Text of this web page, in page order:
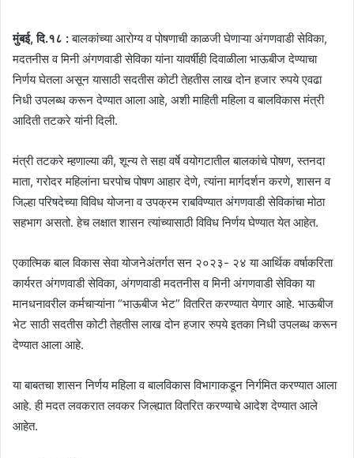
मुंबई, दि.१८ :बालकांच्या आरोग्य व पोषणाची काळजी घेणाऱ्या अंगणवाडी सेविका,
मदतनीस व मिनी अंगणवाडी सेविका यांना यावर्षीही दिवाळीला भाऊबीज देण्याचा
निर्णय घेतला असून यासाठी सदतीस कोटी तेहतीस लाख दोन हजार रुपये एवढा
निधी उपलब्ध करून देण्यात आला आहे, अशी माहिती महिला व बालविकास मंत्री
आदिती तटकरे यांनी दिली.
मंत्री तटकरे म्हणाल्या की, शून्य ते सहा वर्षे वयोगटातील बालकांचे पोषण, स्तनदा
माता, गरोदर महिलांना घरपोच पोषण आहार देणे, त्यांना मार्गदर्शन करणे, शासन व
जिल्हा परिषदेच्या विविध योजना व उपक्रम राबविण्यात अंगणवाडी सेविकांचा मोठा
सहभाग असतो. हेच लक्षात शासन त्यांच्यासाठी विविध निर्णय घेण्यात येत आहेत.
एकात्मिक बाल विकास सेवा योजनेअंतर्गत सन २०२३- २४ या आर्थिक वर्षाकरिता
कार्यरत अंगणवाडी सेविका, अंगणवाडी मदतनीस व मिनी अंगणवाडी सेविका या
मानधनावरील कर्मचाऱ्यांना “भाऊबीज भेट” वितरित करण्यात येणार आहे. भाऊबीज
भेट साठी सदतीस कोटी तेहतीस लाख दोन हजार रुपये इतका निधी उपलब्ध करून
देण्यात आला आहे.
या बाबतचा शासन निर्णय महिला व बालविकास विभागाकडून निर्गमित करण्यात आला
आहे. ही मदत लवकरात लवकर जिल्ह्यात वितरित करण्याचे आदेश देण्यात आले
आहेत.